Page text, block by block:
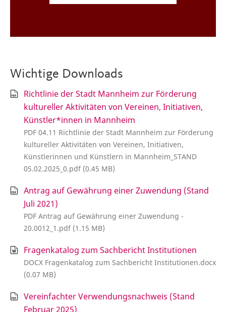
Wichtige Downloads
Richtlinie der Stadt Mannheim zur Förderung
kultureller Aktivitäten von Vereinen, Initiativen,
Künstler*innen in Mannheim
PDF 04.11 Richtlinie der Stadt Mannheim zur Förderung
kultureller Aktivitäten von Vereinen, Initiativen,
Künstlerinnen und Künstlern in Mannheim_STAND
05.02.2025_0.pdf (0.45 MB)
Antrag auf Gewährung einer Zuwendung (Stand
Juli 2021)
PDF Antrag auf Gewährung einer Zuwendung -
20.0012_1.pdf (1.15 MB)
Fragenkatalog zum Sachbericht Institutionen
DOCX Fragenkatalog zum Sachbericht Institutionen.docx
(0.07 MB)
Vereinfachter Verwendungsnachweis (Stand
Februar 2025)